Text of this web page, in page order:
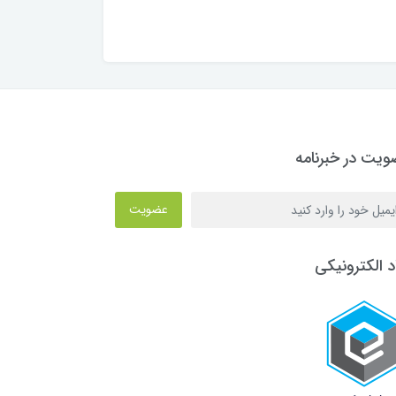
در خبرنامه
عضویت
الکترونیکی